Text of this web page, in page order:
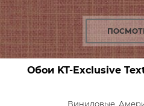
Обои KT-Exclusive
Виниловые,